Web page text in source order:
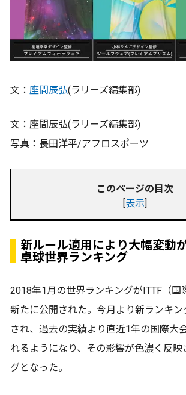
文： 座間辰弘(ラリーズ編集部)
文：座間辰弘(ラリーズ編集部)
写真：長田洋平/アフロスポーツ
このページの目次
表示
新ルール適用により大幅変動
卓球世界ランキング
2018年1月の世界ランキングがITTF（国
新たに公開された。今月より新ランキン
され、過去の実績より直近1年の国際大
れるようになり、その影響が色濃く反映
グとなった。